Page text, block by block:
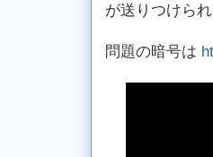
が送りつけら
問題の暗号は